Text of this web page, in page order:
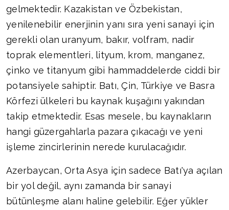
gelmektedir. Kazakistan ve Özbekistan,
yenilenebilir enerjinin yanı sıra yeni sanayi için
gerekli olan uranyum, bakır, volfram, nadir
toprak elementleri, lityum, krom, manganez,
çinko ve titanyum gibi hammaddelerde ciddi bir
potansiyele sahiptir. Batı, Çin, Türkiye ve Basra
Körfezi ülkeleri bu kaynak kuşağını yakından
takip etmektedir. Esas mesele, bu kaynakların
hangi güzergahlarla pazara çıkacağı ve yeni
işleme zincirlerinin nerede kurulacağıdır.
Azerbaycan, Orta Asya için sadece Batı'ya açılan
bir yol değil, aynı zamanda bir sanayi
bütünleşme alanı haline gelebilir. Eğer yükler